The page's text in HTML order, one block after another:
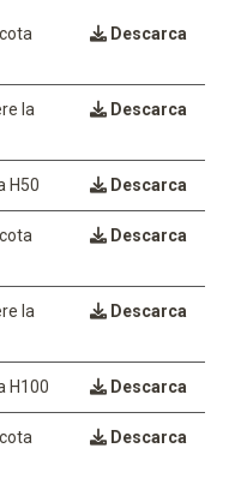
Descarca
la
Descarca
H50 Descarca
Descarca
la
Descarca
H100 Descarca
Descarca